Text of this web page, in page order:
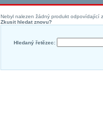
Nebyl nalezen žádný produkt odpovídající
Zkusit hledat znovu?
Hledaný řetězec: